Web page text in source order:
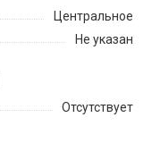
Центральное
Не указан
Отсутствует